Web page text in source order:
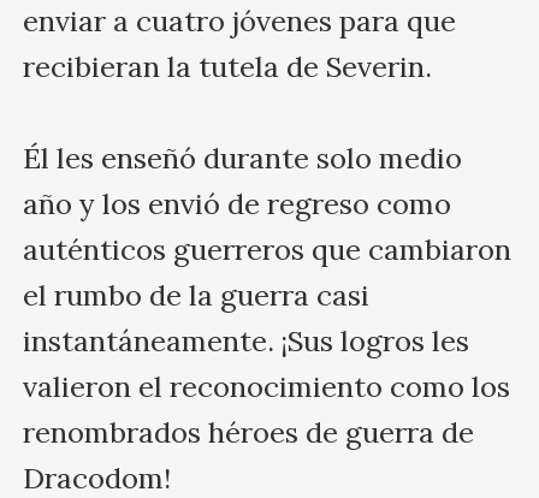
enviar a cuatro jóvenes para que
recibieran la tutela de Severin.
Él les enseñó durante solo medio
año y los envió de regreso como
auténticos guerreros que cambiaron
el rumbo de la guerra casi
instantáneamente. ¡Sus logros les
valieron el reconocimiento como los
renombrados héroes de guerra de
Dracodom!